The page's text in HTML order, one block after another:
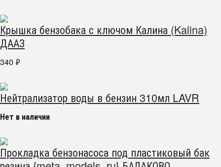
Крышка бензобака с ключом Калина (Kalina)
ДААЗ
340 ₽
Нейтрализатор воды в бензин 310мл LAVR
Нет в наличии
Прокладка бензонасоса под пластиковый бак